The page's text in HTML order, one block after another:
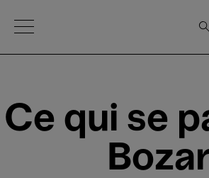
Open Menu
Ce qui se